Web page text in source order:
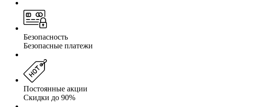
Безопасность
Безопасные платежи
Постоянные акции
Скидки до 90%